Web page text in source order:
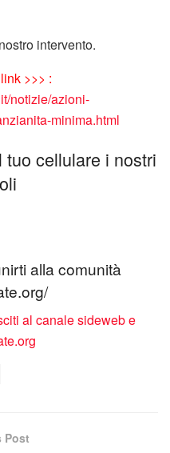
intervento.
>>> :
notizie/azioni-
minima.html
cellulare i nostri
alla comunità
Post